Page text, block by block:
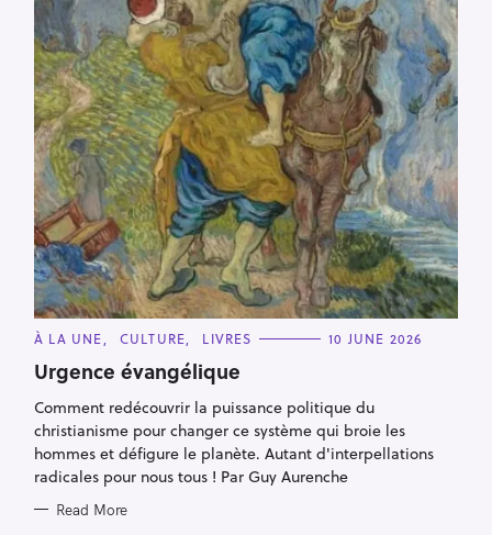
C
T
E
O
I
E
S
À LA UNE CULTURE LIVRES 10 JUNE 2026
Urgence évangélique
Comment redécouvrir la puissance politique du
christianisme pour changer ce système qui broie les
hommes et défigure le planète. Autant d'interpellations
radicales pour nous tous ! Par Guy Aurenche
Read More